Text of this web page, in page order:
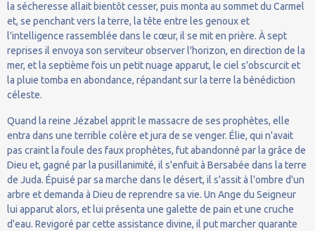
la sécheresse allait bientôt cesser, puis monta au sommet du Carmel
et, se penchant vers la terre, la tête entre les genoux et
l'intelligence rassemblée dans le cœur, il se mit en prière. À sept
reprises il envoya son serviteur observer l'horizon, en direction de la
mer, et la septième fois un petit nuage apparut, le ciel s'obscurcit et
la pluie tomba en abondance, répandant sur la terre la bénédiction
céleste.
Quand la reine Jézabel apprit le massacre de ses prophètes, elle
entra dans une terrible colère et jura de se venger. Élie, qui n'avait
pas craint la foule des faux prophètes, fut abandonné par la grâce de
Dieu et, gagné par la pusillanimité, il s'enfuit à Bersabée dans la terre
de Juda. Épuisé par sa marche dans le désert, il s'assit à l'ombre d'un
arbre et demanda à Dieu de reprendre sa vie. Un Ange du Seigneur
lui apparut alors, et lui présenta une galette de pain et une cruche
d'eau. Revigoré par cette assistance divine, il put marcher quarante